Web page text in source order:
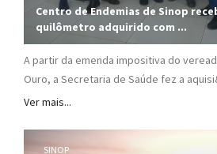
Centro de Endemias de Sinop
quilômetro adquirido com ...
A partir da emenda impositiva do
Ouro, a Secretaria de Saúde fez a
Ver mais...
SINOP